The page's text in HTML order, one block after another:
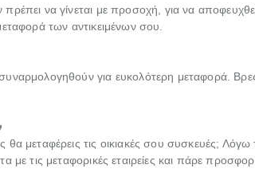
πρέπει να γίνεται με προσοχή, για να
των αντικειμένων σου.
για ευκολότερη μεταφορά.
θα μεταφέρεις τις οικιακές σου συσκευές;
με τις μεταφορικές εταιρείες και πάρε